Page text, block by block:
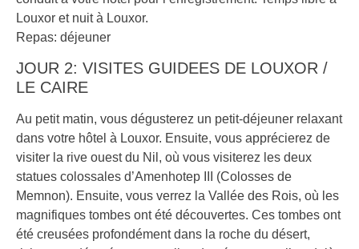
Louxor et nuit à Louxor.
Repas: déjeuner
JOUR 2: VISITES GUIDEES DE LOUXOR /
LE CAIRE
Au petit matin, vous dégusterez un petit-déjeuner relaxant
dans votre hôtel à Louxor. Ensuite, vous apprécierez de
visiter la rive ouest du Nil, où vous visiterez les deux
statues colossales d’Amenhotep III (Colosses de
Memnon). Ensuite, vous verrez la Vallée des Rois, où les
magnifiques tombes ont été découvertes. Ces tombes ont
été creusées profondément dans la roche du désert,